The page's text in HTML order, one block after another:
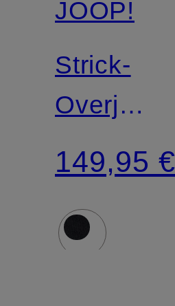
JOOP!
Strick-
Overjacket
ACO
149,95 €